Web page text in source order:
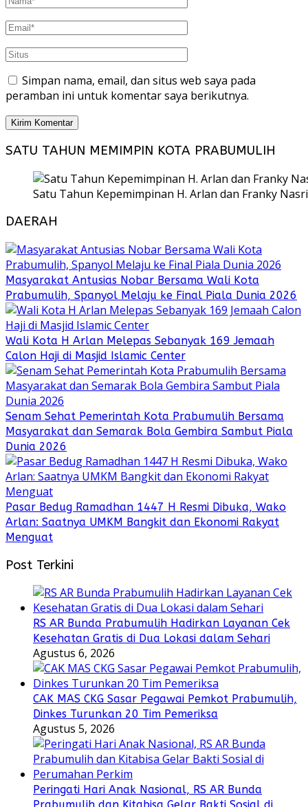
Simpan nama, email, dan situs web saya pada
peramban ini untuk komentar saya berikutnya.
SATU TAHUN MEMIMPIN KOTA PRABUMULIH
Satu Tahun Kepemimpinan H. Arlan dan Franky
DAERAH
Masyarakat Antusias Nobar Bersama Wali Kota
Prabumulih, Spanyol Melaju ke Final Piala Dunia 2026
Wali Kota H Arlan Melepas Sebanyak 169 Jemaah
Calon Haji di Masjid Islamic Center
Senam Sehat Pemerintah Kota Prabumulih Bersama
Masyarakat dan Semarak Bola Gembira Sambut Piala
Dunia 2026
Pasar Bedug Ramadhan 1447 H Resmi Dibuka, Wako
Arlan: Saatnya UMKM Bangkit dan Ekonomi Rakyat
Menguat
Post Terkini
RS AR Bunda Prabumulih Hadirkan Layanan Cek
Kesehatan Gratis di Dua Lokasi dalam Sehari
Agustus 6, 2026
CAK MAS CKG Sasar Pegawai Pemkot Prabumulih,
Dinkes Turunkan 20 Tim Pemeriksa
Agustus 5, 2026
Peringati Hari Anak Nasional, RS AR Bunda